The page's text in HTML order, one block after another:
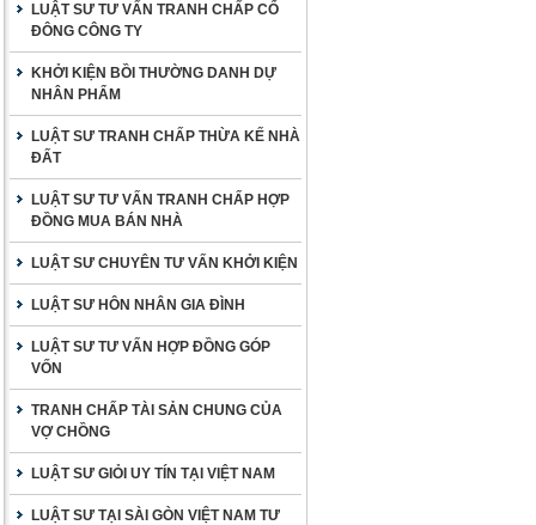
LUẬT SƯ TƯ VẤN TRANH CHẤP CỔ
ĐÔNG CÔNG TY
KHỞI KIỆN BỒI THƯỜNG DANH DỰ
NHÂN PHẨM
LUẬT SƯ TRANH CHẤP THỪA KẾ NHÀ
ĐẤT
LUẬT SƯ TƯ VẤN TRANH CHẤP HỢP
ĐỒNG MUA BÁN NHÀ
LUẬT SƯ CHUYÊN TƯ VẤN KHỞI KIỆN
LUẬT SƯ HÔN NHÂN GIA ĐÌNH
LUẬT SƯ TƯ VẤN HỢP ĐỒNG GÓP
VỐN
TRANH CHẤP TÀI SẢN CHUNG CỦA
VỢ CHỒNG
LUẬT SƯ GIỎI UY TÍN TẠI VIỆT NAM
LUẬT SƯ TẠI SÀI GÒN VIỆT NAM TƯ